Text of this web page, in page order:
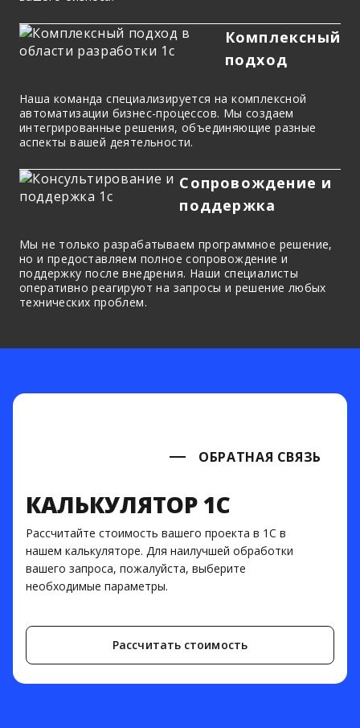
Комплексный
подход
Наша команда специализируется на комплексной
автоматизации бизнес-процессов. Мы создаем
интегрированные решения, объединяющие разные
аспекты вашей деятельности.
Сопровождение и
поддержка
Мы не только разрабатываем программное решение,
но и предоставляем полное сопровождение и
поддержку после внедрения. Наши специалисты
оперативно реагируют на запросы и решение любых
технических проблем.
ОБРАТНАЯ СВЯЗЬ
КАЛЬКУЛЯТОР 1С
Рассчитайте стоимость вашего проекта в 1С в
нашем калькуляторе. Для наилучшей обработки
вашего запроса, пожалуйста, выберите
необходимые параметры.
Рассчитать стоимость